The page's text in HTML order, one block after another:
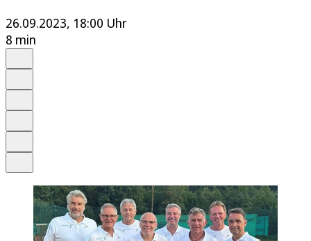
26.09.2023, 18:00 Uhr
8 min